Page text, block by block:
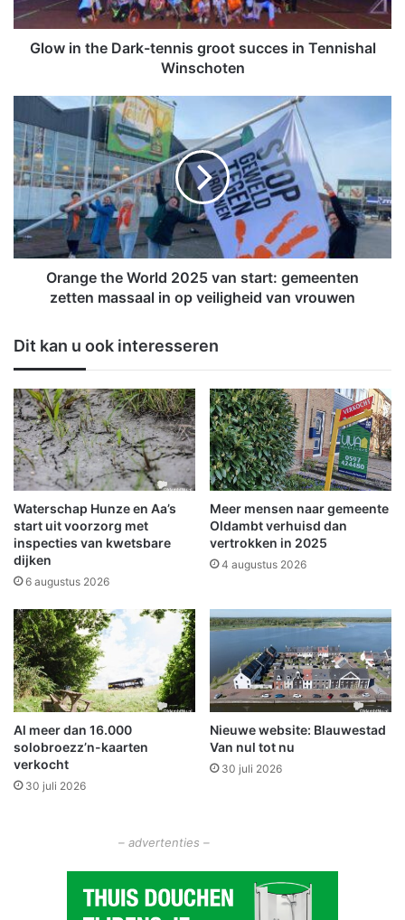
h
e
-
t
e
n
i
s
g
s
u
c
c
e
s
i
n
T
e
n
n
i
h
a
l
W
i
n
s
c
h
o
Glow in the Dark-tennis groot succes in Tennishal
Winschoten
r
a
n
g
t
h
e
d
2
0
2
5
v
a
n
s
t
a
r
t
g
e
m
e
e
n
t
e
n
z
Orange the World 2025 van start: gemeenten
zetten massaal in op veiligheid van vrouwen
Dit kan u ook interesseren
Waterschap Hunze en Aa’s
start uit voorzorg met
inspecties van kwetsbare
dijken
6 augustus 2026
Meer mensen naar gemeente
Oldambt verhuisd dan
vertrokken in 2025
4 augustus 2026
Al meer dan 16.000
solobroezz’n-kaarten
verkocht
30 juli 2026
Nieuwe website: Blauwestad
Van nul tot nu
30 juli 2026
– advertenties –